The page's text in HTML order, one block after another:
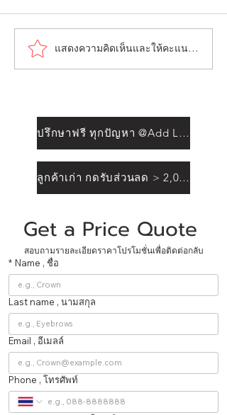
แสดงความคิดเห็นและให้คะแนน...
ปรึกษาฟรี ทุกปัญหา @Add Line
ลูกค้าเก่า กดรับส่วนลด > 2,000฿
สอบถามรายละเอียดราคาโปรโมชั่นเพื่อติดต่อกลับ
* Name , ชื่อ
Last name , นามสกุล
Email , อีเมลล์
Phone , โทรศัพท์